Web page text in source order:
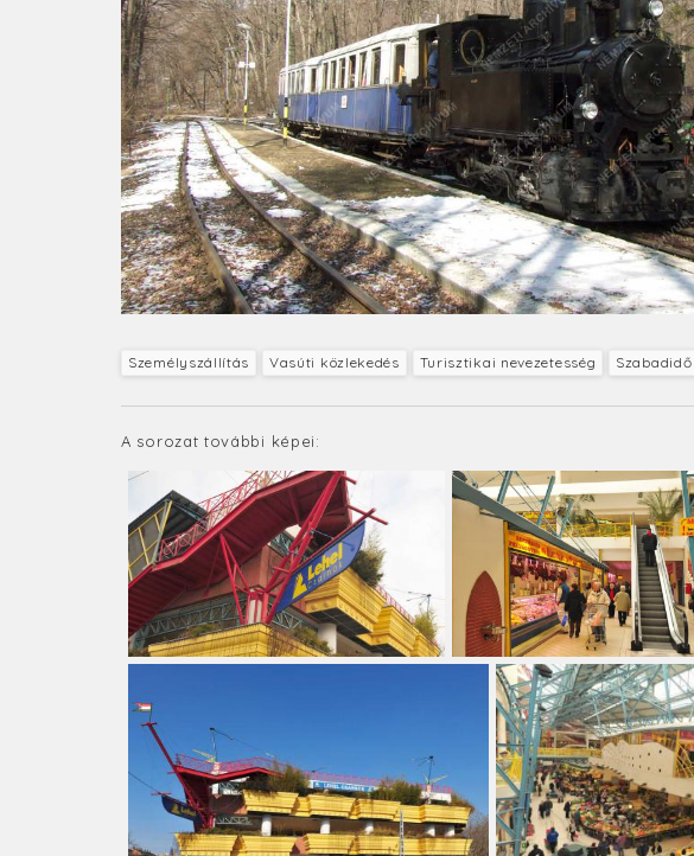
Személyszállítás Vasúti közlekedés Turisztikai nevezetesség
A sorozat további képei: